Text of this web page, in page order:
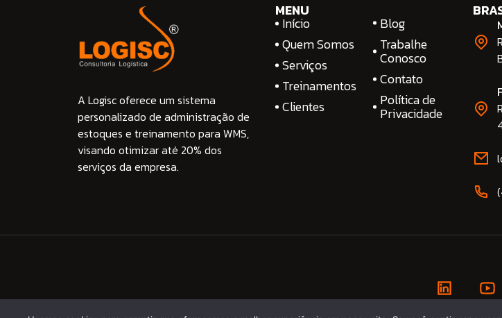
A Logisc oferece um sistema
personalizado de administração de
estoques e treinamento para WMS,
visando otimizar até 20% dos
serviços da empresa.
MENU
Início
Quem Somos
Serviços
Treinamentos
Clientes
Blog
Trabalhe
Conosco
Contato
Política de
Privacidade